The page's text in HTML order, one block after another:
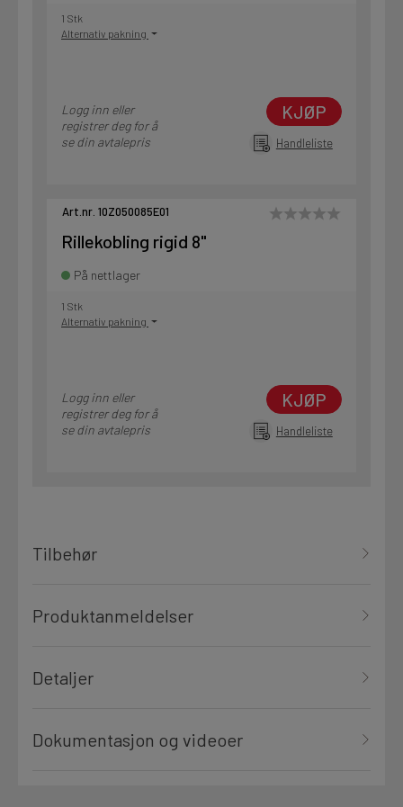
1 Stk
Alternativ pakning
Logg inn eller
registrer deg for å
se din avtalepris
KJØP
Handleliste
Art.nr. 10Z050085E01
Rillekobling rigid 8"
På nettlager
1 Stk
Alternativ pakning
Logg inn eller
registrer deg for å
se din avtalepris
KJØP
Handleliste
Tilbehør
Produktanmeldelser
Detaljer
Dokumentasjon og videoer